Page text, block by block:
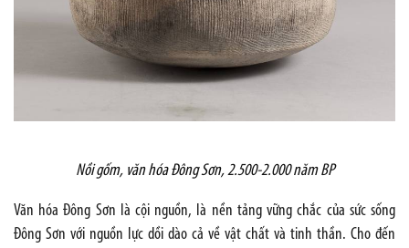
Nồi gốm, văn hóa Đông Sơn, 2.500-2.000 năm BP
Văn hóa Đông Sơn là cội nguồn, là nền tảng vững chắc của sức sống
Đông Sơn với nguồn lực dồi dào cả về vật chất và tinh thần. Cho đến